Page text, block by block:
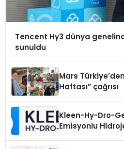
Tencent Hy3 dünya
sunuldu
Mars
Haftası” çağrısı
Kleen-Hy-Dro-
Emisyonlu